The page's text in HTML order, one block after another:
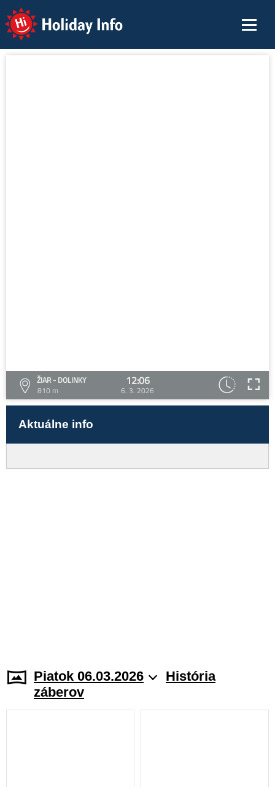
Holiday Info
ŽIAR - DOLINKY
810 m
12:06
6. 3. 2026
Aktuálne info
Piatok 06.03.2026
História
záberov